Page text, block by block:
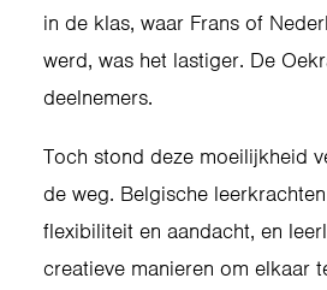
in de klas, waar Frans of
werd, was het lastiger. De
deelnemers.
Toch stond deze moeilijkheid
de weg. Belgische
flexibiliteit en aandacht, en
creatieve manieren om elkaar